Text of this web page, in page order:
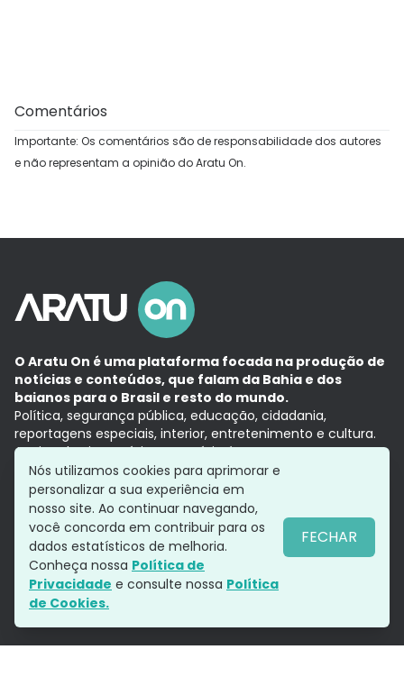
Comentários
Importante: Os comentários são de responsabilidade dos autores
e não representam a opinião do Aratu On.
O Aratu On é uma plataforma focada na produção de
notícias e conteúdos, que falam da Bahia e dos
baianos para o Brasil e resto do mundo.
Política, segurança pública, educação, cidadania,
reportagens especiais, interior, entretenimento e cultura.
Aqui, tudo vira notícia e a notícia é no tempo presente,
com a credibilidade do Grupo Aratu.
Grupo Aratu
Política de privacidade
Siga-nos
Nós utilizamos cookies para aprimorar e
personalizar a sua experiência em
nosso site. Ao continuar navegando,
você concorda em contribuir para os
dados estatísticos de melhoria.
Conheça nossa Política de
Privacidade e consulte nossa Política
de Cookies.
FECHAR